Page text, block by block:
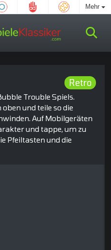
Mehr
Retro
Trouble Spiels.
und teile so die
Auf Mobilgeräten
und tappe, um zu
Pfeiltasten und die